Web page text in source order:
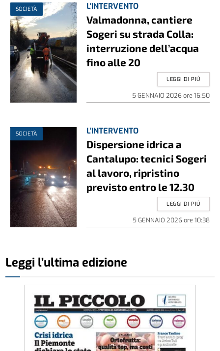
SOCIETÀ L'INTERVENTO
Valmadonna, cantiere
Sogeri su strada Colla:
interruzione dell’acqua
fino alle 20
5 GENNAIO 2026ore 16:50
LEGGI DI PIÚ
SOCIETÀ L'INTERVENTO
Dispersione idrica a
Cantalupo: tecnici Sogeri
al lavoro, ripristino
previsto entro le 12.30
5 GENNAIO 2026ore 10:38
LEGGI DI PIÚ
Leggi l'ultima edizione